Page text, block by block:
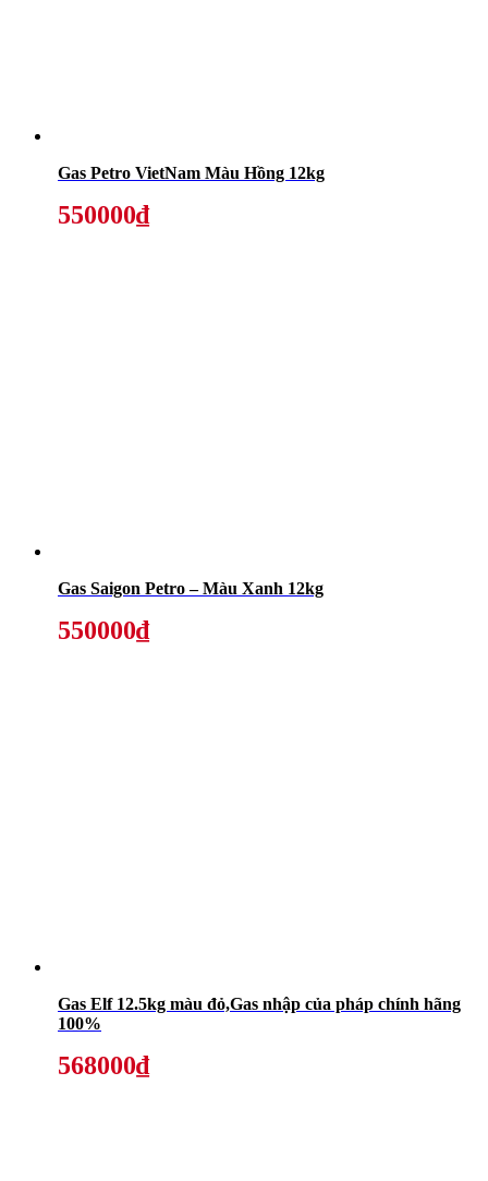
Gas Petro VietNam Màu Hồng 12kg
550000₫
Gas Saigon Petro – Màu Xanh 12kg
550000₫
Gas Elf 12.5kg màu đỏ,Gas nhập của pháp chính hãng
100%
568000₫